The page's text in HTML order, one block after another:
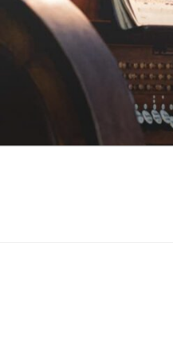
Przejdź